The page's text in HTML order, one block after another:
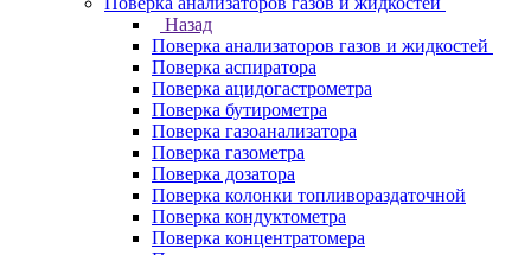
Назад
Поверка анализаторов газов и жидкостей
Поверка аспиратора
Поверка ацидогастрометра
Поверка бутирометра
Поверка газоанализатора
Поверка газометра
Поверка дозатора
Поверка колонки топливораздаточной
Поверка кондуктометра
Поверка концентратомера